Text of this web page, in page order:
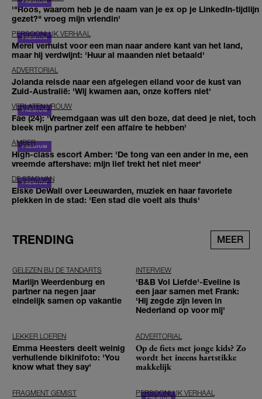
'"Roos, waarom heb je de naam van je ex op je LinkedIn-tijdlijn
gezet?" vroeg mijn vriendin'
PERSOONLIJK VERHAAL
Merel verhuist voor een man naar andere kant van het land,
maar hij verdwijnt: 'Huur al maanden niet betaald'
ADVERTORIAL
Jolanda reisde naar een afgelegen eiland voor de kust van
Zuid-Australië: 'Wij kwamen aan, onze koffers niet'
VERLATEN VROUW
Fae (24): 'Vreemdgaan was uit den boze, dat deed je niet, toch
bleek mijn partner zelf een affaire te hebben'
AMBER
High-class escort Amber: 'De tong van een ander in me, een
vreemde aftershave: mijn lief trekt het niet meer'
DE STAD VAN
Elske DeWall over Leeuwarden, muziek en haar favoriete
plekken in de stad: 'Een stad die voelt als thuis'
TRENDING MEER
GELEZEN BIJ DE TANDARTS
Marlijn Weerdenburg en
partner na negen jaar
eindelijk samen op vakantie
INTERVIEW
'B&B Vol Liefde'-Eveline is
een jaar samen met Frank:
'Hij zegde zijn leven in
Nederland op voor mij'
LEKKER LOEREN
Emma Heesters deelt weinig
verhullende bikinifoto: 'You
know what they say'
ADVERTORIAL
Op de fiets met jonge kids? Zo
wordt het ineens hartstikke
makkelijk
FRAGMENT GEMIST PERSOONLIJK VERHAAL